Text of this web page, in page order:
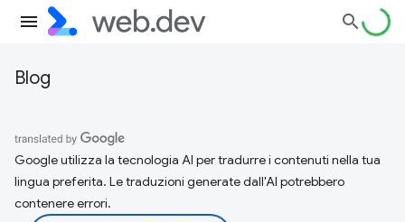
Blog
Google utilizza la tecnologia AI per tradurre i contenuti nella tua
lingua preferita. Le traduzioni generate dall'AI potrebbero
contenere errori.